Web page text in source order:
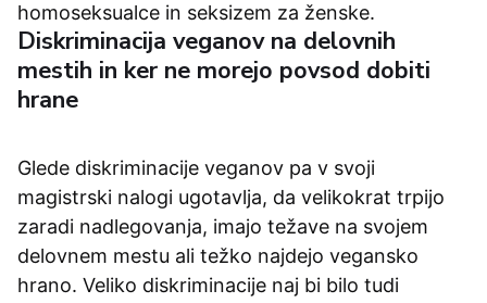
homoseksualce in seksizem za ženske.
Diskriminacija veganov na delovnih
mestih in ker ne morejo povsod dobiti
hrane
Glede diskriminacije veganov pa v svoji
magistrski nalogi ugotavlja, da velikokrat trpijo
zaradi nadlegovanja, imajo težave na svojem
delovnem mestu ali težko najdejo vegansko
hrano. Veliko diskriminacije naj bi bilo tudi